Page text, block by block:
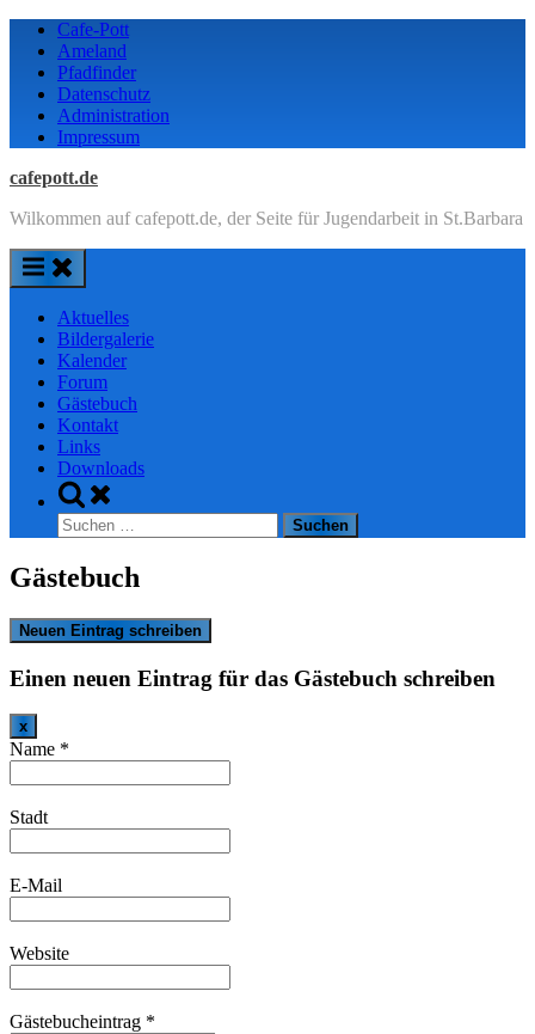
Skip
content
Cafe-Pott
Ameland
Pfadfinder
Datenschutz
Administration
Impressum
cafepott.de
Wilkommen auf cafepott.de, der Seite für Jugendarbeit in St.Barbara
Aktuelles
Bildergalerie
Kalender
Forum
Gästebuch
Kontakt
Links
Downloads
Toggle
search
form
Suchen
nach:
Gästebuch
Einen neuen Eintrag für das Gästebuch schreiben
xDieses
Formular
ausblenden
Name *
Stadt
E-Mail
Website
Gästebucheintrag *